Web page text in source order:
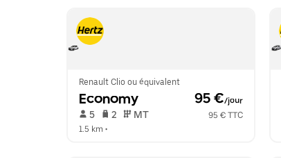
Renault Clio ou équivalent
Economy 95 €/jour
5 2 MT
95 € TTC
1.5 km •